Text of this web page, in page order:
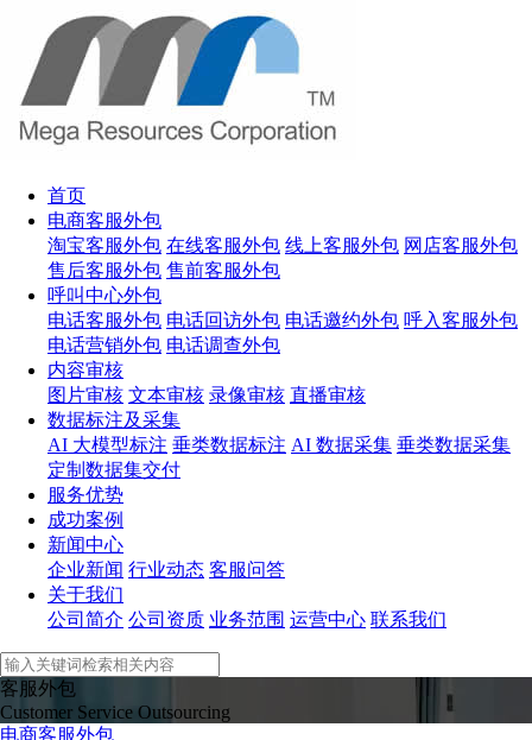
首页
电商客服外包
淘宝客服外包 在线客服外包 线上客服外包 网店客服外包
售后客服外包 售前客服外包
呼叫中心外包
电话客服外包 电话回访外包 电话邀约外包 呼入客服外包
电话营销外包 电话调查外包
内容审核
图片审核 文本审核 录像审核 直播审核
数据标注及采集
AI 大模型标注 垂类数据标注 AI 数据采集 垂类数据采集
定制数据集交付
服务优势
成功案例
新闻中心
企业新闻 行业动态 客服问答
关于我们
公司简介 公司资质 业务范围 运营中心 联系我们
客服外包
Customer Service Outsourcing
电商客服外包